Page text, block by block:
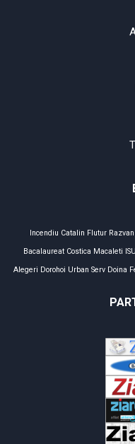
Incendiu Catalin Flutur
Bacalaureat Costica Macaleti
Alegeri Dorohoi Urban Serv Doina